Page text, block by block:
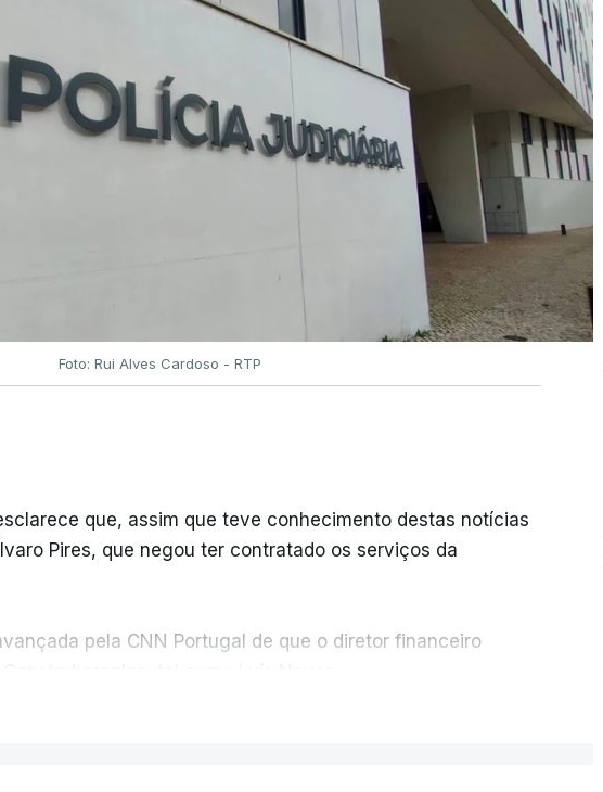
Foto: Rui Alves Cardoso - RTP
que, assim que teve conhecimento destas notícias
Pires, que negou ter contratado os serviços da
pela CNN Portugal de que o diretor financeiro